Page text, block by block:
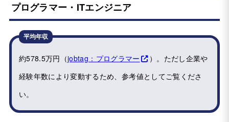
プログラマー・ITエンジニア
平均年収
約578.5万円（jobtag：プログラマー
）。ただし企業や
経験年数により変動するため、参考値としてご覧くださ
い。